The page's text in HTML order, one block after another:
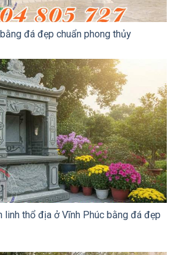
đá đẹp chuẩn phong thủy
linh thổ địa ở Vĩnh Phúc bằng đá đẹp